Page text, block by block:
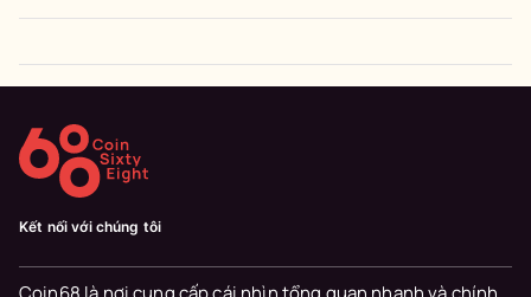
Kết nối với chúng tôi